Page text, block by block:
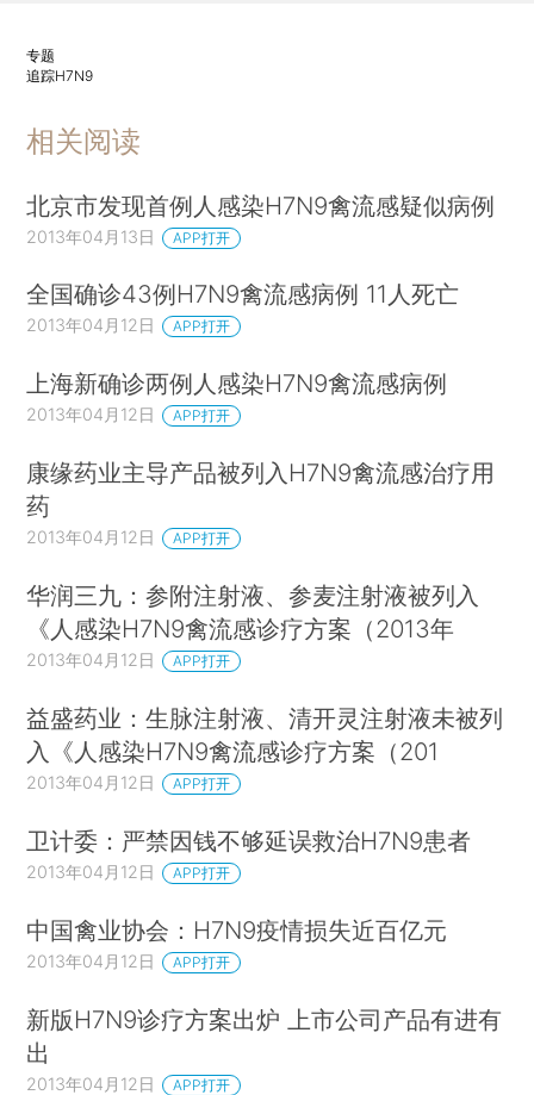
专题
追踪H7N9
相关阅读
北京市发现首例人感染H7N9禽流感疑似病例
2013年04月13日 APP打开
全国确诊43例H7N9禽流感病例 11人死亡
2013年04月12日 APP打开
上海新确诊两例人感染H7N9禽流感病例
2013年04月12日 APP打开
康缘药业主导产品被列入H7N9禽流感治疗用
药
2013年04月12日 APP打开
华润三九：参附注射液、参麦注射液被列入
《人感染H7N9禽流感诊疗方案（2013年
2013年04月12日 APP打开
益盛药业：生脉注射液、清开灵注射液未被列
入《人感染H7N9禽流感诊疗方案（201
2013年04月12日 APP打开
卫计委：严禁因钱不够延误救治H7N9患者
2013年04月12日 APP打开
中国禽业协会：H7N9疫情损失近百亿元
2013年04月12日 APP打开
新版H7N9诊疗方案出炉 上市公司产品有进有
出
2013年04月12日 APP打开